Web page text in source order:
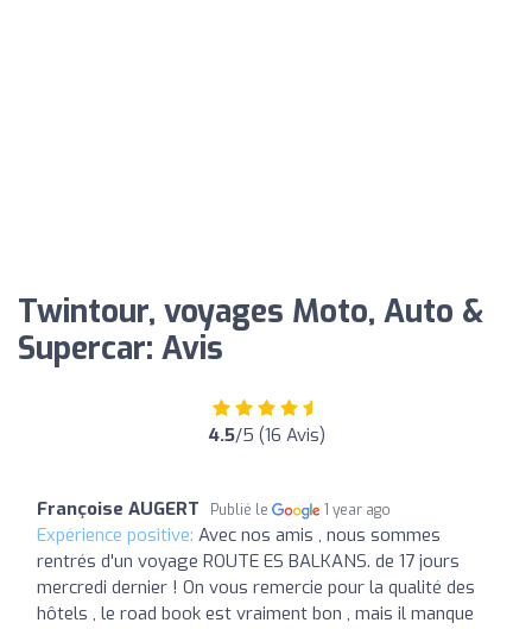
Twintour, voyages Moto, Auto &
Supercar: Avis
4.5/5 (16 Avis)
Françoise AUGERT Publié le 1 year ago
Expérience positive: Avec nos amis , nous sommes
rentrés d'un voyage ROUTE ES BALKANS. de 17 jours
mercredi dernier ! On vous remercie pour la qualité des
hôtels , le road book est vraiment bon , mais il manque